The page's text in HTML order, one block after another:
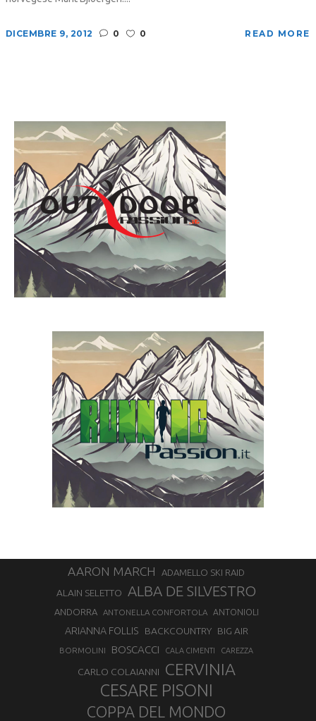
DICEMBRE 9, 2012 0 0 READ MORE
AARON MARCH ADAMELLO SKI RAID
ALAIN SELETTO ALBA DE SILVESTRO
ANDORRA ANTONELLA CONFORTOLA ANTONIOLI
ARIANNA FOLLIS BACKCOUNTRY BIG AIR
BORMOLINI BOSCACCI CALA CIMENTI CAREZZA
CARLO COLAIANNI CERVINIA
CESARE PISONI
COPPA DEL MONDO